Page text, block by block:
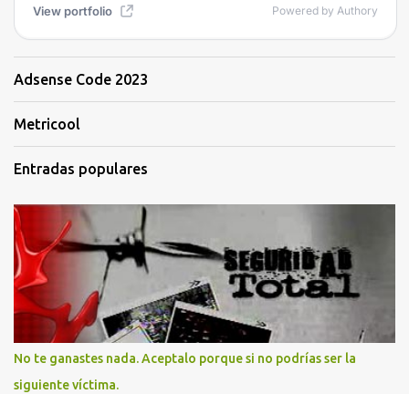
Adsense Code 2023
Metricool
Entradas populares
No te ganastes nada. Aceptalo porque si no podrías ser la
siguiente víctima.